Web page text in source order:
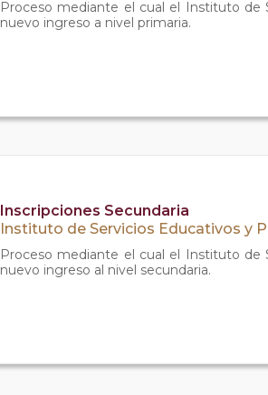
Proceso mediante el cual el Instituto de
nuevo ingreso a nivel primaria.
Inscripciones Secundaria
Instituto de Servicios Educativos y
Proceso mediante el cual el Instituto de
nuevo ingreso al nivel secundaria.